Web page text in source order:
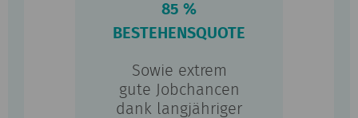
85 %
BESTEHENSQUOTE
Sowie extrem
gute Jobchancen
dank langjähriger